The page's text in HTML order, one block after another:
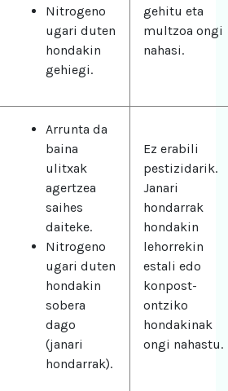
Nitrogeno
ugari duten
hondakin
gehiegi.
gehitu eta
multzoa ongi
nahasi.
Arrunta da
baina
ulitxak
agertzea
saihes
daiteke.
Nitrogeno
ugari duten
hondakin
sobera
dago
(janari
hondarrak).
Ez erabili
pestizidarik.
Janari
hondarrak
hondakin
lehorrekin
estali edo
konpost-
ontziko
hondakinak
ongi nahastu.